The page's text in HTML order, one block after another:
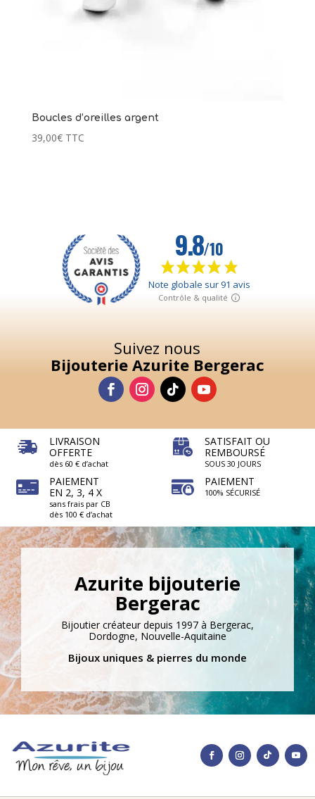
Boucles d’oreilles argent
39,00€ TTC
Suivez nous
Bijouterie Azurite Bergerac
LIVRAISON
OFFERTE
dès 60 € d’achat
PAIEMENT
EN 2, 3, 4 X
sans frais par CB
dès 100 € d’achat
SATISFAIT OU
REMBOURSÉ
SOUS 30 JOURS
PAIEMENT
100% SÉCURISÉ
Azurite bijouterie
Bergerac
Bijoutier créateur depuis 1997 à Bergerac,
Dordogne, Nouvelle-Aquitaine
Bijoux uniques & pierres du monde